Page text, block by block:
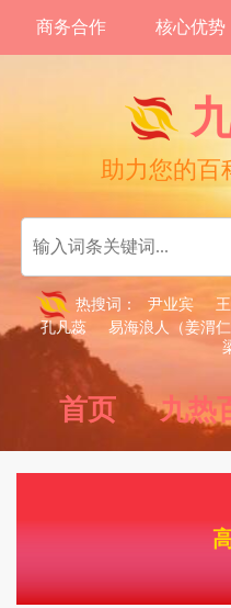
商务合作 核心优势
助力您的百
热搜词： 尹业宾
孔凡蕊
易海浪人（姜渭仁
首页 九热